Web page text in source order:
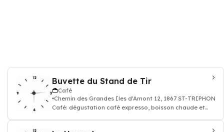
Buvette du Stand de Tir
Café
Chemin des Grandes Iles d'Amont 12, 1867 ST-TRIPHON
Café: dégustation café expresso, boisson chaude et